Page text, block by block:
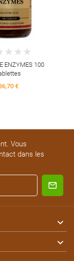
ENZYMES 100
€
Vous
dans les

